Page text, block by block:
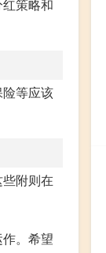
策略和
等应该
附则在
。希望